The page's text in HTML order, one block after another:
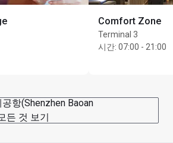
Comfort Zone
Terminal 3
시간: 07:00 - 21:00
항(Shenzhen Baoan
든 것 보기